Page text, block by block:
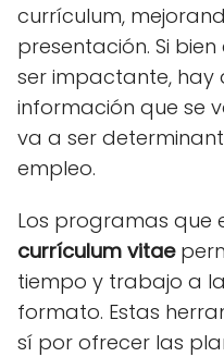
currículum,
presentación. Si
ser impactante, hay
información que se
va a ser
empleo.
Los programas que
currículum vitae
tiempo y trabajo a
formato. Estas
sí por ofrecer las